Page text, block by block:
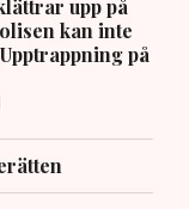
upp på
kan inte
på